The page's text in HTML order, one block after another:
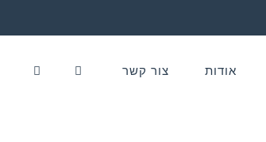
אודות צור קשר